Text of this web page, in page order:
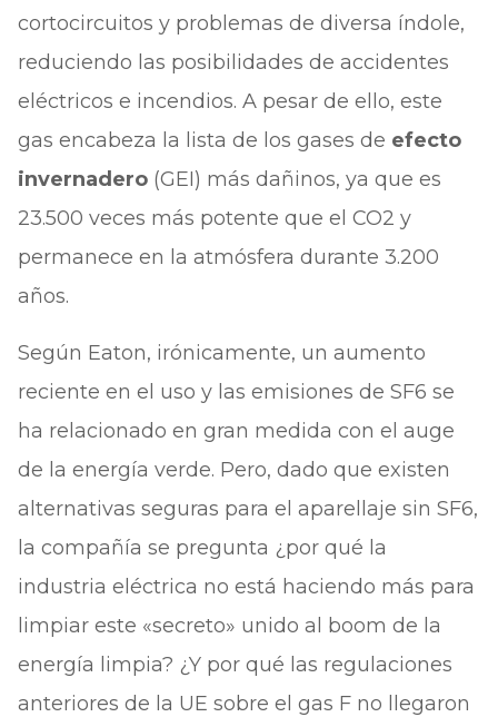
cortocircuitos y problemas de diversa índole,
reduciendo las posibilidades de accidentes
eléctricos e incendios. A pesar de ello, este
gas encabeza la lista de los gases de efecto
invernadero(GEI) más dañinos, ya que es
23.500 veces más potente que el CO2 y
permanece en la atmósfera durante 3.200
años.
Según Eaton, irónicamente, un aumento
reciente en el uso y las emisiones de SF6 se
ha relacionado en gran medida con el auge
de la energía verde. Pero, dado que existen
alternativas seguras para el aparellaje sin SF6,
la compañía se pregunta ¿por qué la
industria eléctrica no está haciendo más para
limpiar este «secreto» unido al boom de la
energía limpia? ¿Y por qué las regulaciones
anteriores de la UE sobre el gas F no llegaron